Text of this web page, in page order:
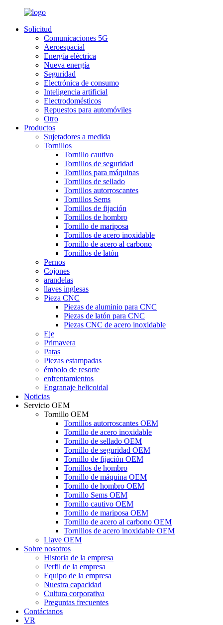
Solicitud
Comunicaciones 5G
Aeroespacial
Energía eléctrica
Nueva energía
Seguridad
Electrónica de consumo
Inteligencia artificial
Electrodomésticos
Repuestos para automóviles
Otro
Productos
Sujetadores a medida
Tornillos
Tornillo cautivo
Tornillos de seguridad
Tornillos para máquinas
Tornillos de sellado
Tornillos autorroscantes
Tornillos Sems
Tornillos de fijación
Tornillos de hombro
Tornillo de mariposa
Tornillos de acero inoxidable
Tornillo de acero al carbono
Tornillos de latón
Pernos
Cojones
arandelas
llaves inglesas
Pieza CNC
Piezas de aluminio para CNC
Piezas de latón para CNC
Piezas CNC de acero inoxidable
Eje
Primavera
Patas
Piezas estampadas
émbolo de resorte
enfrentamientos
Engranaje helicoidal
Noticias
Servicio OEM
Tornillo OEM
Tornillos autorroscantes OEM
Tornillo de acero inoxidable
Tornillo de sellado OEM
Tornillo de seguridad OEM
Tornillo de fijación OEM
Tornillos de hombro
Tornillo de máquina OEM
Tornillo de hombro OEM
Tornillo Sems OEM
Tornillo cautivo OEM
Tornillo de mariposa OEM
Tornillo de acero al carbono OEM
Tornillos de acero inoxidable OEM
Llave OEM
Sobre nosotros
Historia de la empresa
Perfil de la empresa
Equipo de la empresa
Nuestra capacidad
Cultura corporativa
Preguntas frecuentes
Contáctanos
VR